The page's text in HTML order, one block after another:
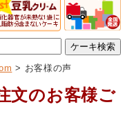
> お客様の声
文のお客様ご